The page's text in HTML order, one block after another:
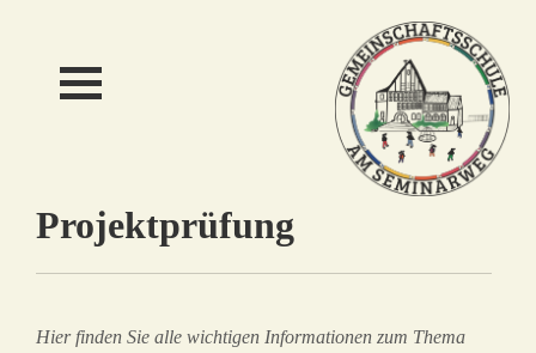
Projektprüfung
Hier finden Sie alle wichtigen Informationen zum Thema